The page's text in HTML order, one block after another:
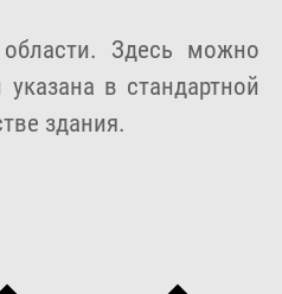
Здесь можно
в стандартной
здания.